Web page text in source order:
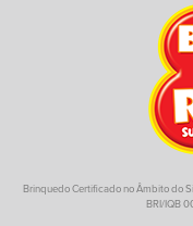
Brinquedo Certificado no Âmbito do
BRI/IQB